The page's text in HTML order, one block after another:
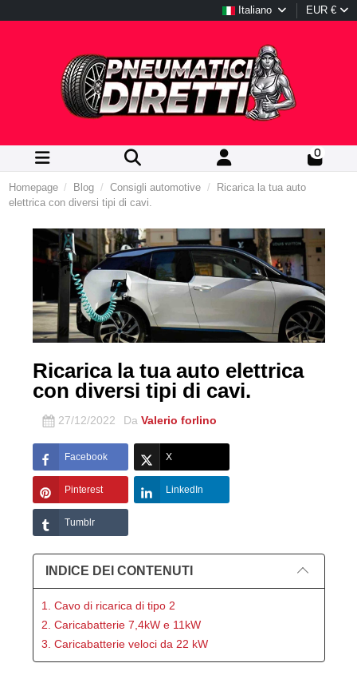
Italiano EUR €
0
Homepage Blog Consigli automotive
Ricarica la tua auto
elettrica con diversi tipi di cavi.
Ricarica la tua auto elettrica
con diversi tipi di cavi.
27/12/2022 Da Valerio forlino
Facebook X
Pinterest LinkedIn
Tumblr
INDICE DEI CONTENUTI
1. Cavo di ricarica di tipo 2
2. Caricabatterie 7,4kW e 11kW
3. Caricabatterie veloci da 22 kW